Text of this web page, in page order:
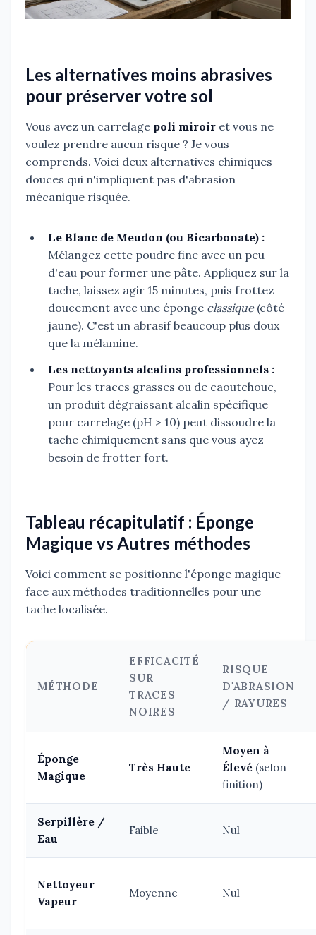
Les alternatives moins abrasives
pour préserver votre sol
Vous avez un carrelage poli miroir et vous ne
voulez prendre aucun risque ? Je vous
comprends. Voici deux alternatives chimiques
douces qui n'impliquent pas d'abrasion
mécanique risquée.
Le Blanc de Meudon (ou Bicarbonate) :
Mélangez cette poudre fine avec un peu
d'eau pour former une pâte. Appliquez sur la
tache, laissez agir 15 minutes, puis frottez
doucement avec une éponge classique(côté
jaune). C'est un abrasif beaucoup plus doux
que la mélamine.
Les nettoyants alcalins professionnels :
Pour les traces grasses ou de caoutchouc,
un produit dégraissant alcalin spécifique
pour carrelage (pH > 10) peut dissoudre la
tache chimiquement sans que vous ayez
besoin de frotter fort.
Tableau récapitulatif : Éponge
Magique vs Autres méthodes
Voici comment se positionne l'éponge magique
face aux méthodes traditionnelles pour une
tache localisée.
MÉTHODE
EFFICACITÉ
SUR
TRACES
NOIRES
RISQUE
D'ABRASION
/ RAYURES
Éponge
Magique
Très Haute
Moyen à
Élevé (selon
finition)
Serpillère /
Eau
Faible Nul
Nettoyeur
Vapeur
Moyenne Nul